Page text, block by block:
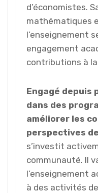
d’économistes.
mathématiques
l’enseignement
engagement
contributions à
Engagé depuis
dans des
améliorer les
perspectives
s’investit
communauté. Il
l’enseignement
à des activités